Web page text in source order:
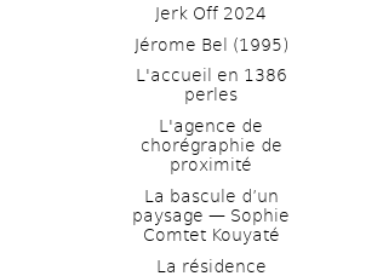
Jerk Off 2024
Jérome Bel (1995)
L'accueil en 1386
perles
L'agence de
chorégraphie de
proximité
La bascule d’un
paysage — Sophie
Comtet Kouyaté
La résidence